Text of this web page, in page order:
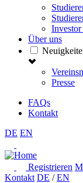
Über uns
Presse
FAQs
Kontakt
DE EN
Registrieren
Kontakt DE / EN